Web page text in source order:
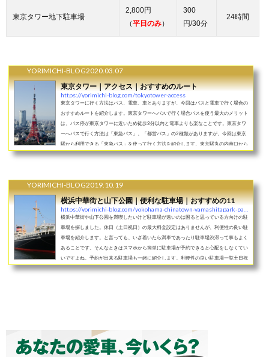
東京タワー地下駐車場
2,800円
（平日のみ）
300
円/30分
24時間
YORIMICHI-BLOG2020.03.07
東京タワー｜アクセス｜おすすめのルート
https://yorimichi-blog.com/tokyotower-access
東京タワーに行く方法はバス、電車、車とありますが、今回はバスと電車で行く場合の
おすすめルートを紹介します。東京タワーへバスで行く場合バスを使う最大のメリット
は、バス停が東京タワーに近いため徒歩3分以内と電車よりも楽なことです。東京タワ
ーへバスで行く方法は「東急バス」、「都営バス」の2種類がありますが、今回は東京
駅から利用できる「東急バス」を使って行く方法を紹介します。東京駅丸の内南口から
東京タワーへ行く方法東京駅から「東急バス」を使用して東京タワーへ行く方法を紹介
YORIMICHI-BLOG2019.10.19
横浜中華街と山下公園｜便利な駐車場｜おすすめの11
横浜中華街や山下公園を満喫したいけど駐車場が遠いのは困ると思っている方向けの駐
車場を探しました。休日（土日祝日）の最大料金設定はありませんが、利便性の良い駐
車場を紹介します。と言っても、いざ着いたら満車であったり駐車場渋滞って事もよく
あることです。そんなときはスマホから簡単に駐車場が予約できると心配をしなくてい
いですよね。予約が出来る駐車場も一緒に紹介します。利便性の良い駐車場一覧土日祝
で最大料金の設定はありませんが、便利な駐車場を一覧にまとめました。中華街側は中